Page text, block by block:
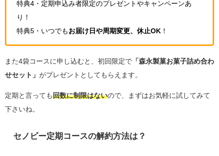
特典4・定期申込み者限定のプレゼントやキャンペーンあ
り！
特典5・いつでも お届け日や周期変更、休止OK ！
また4袋コースに申し込むと、初回限定で 「森永製菓お菓子詰め合わ
せセット」 がプレゼントとしてもらえます。
定期と言っても回数に制限はないので、まずはお気軽に試してみて
下さいね。
セノビー定期コースの解約方法は？